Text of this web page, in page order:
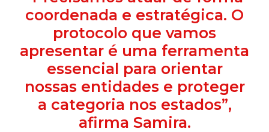
coordenada e estratégica. O
protocolo que vamos
apresentar é uma ferramenta
essencial para orientar
nossas entidades e proteger
a categoria nos estados”,
afirma Samira.